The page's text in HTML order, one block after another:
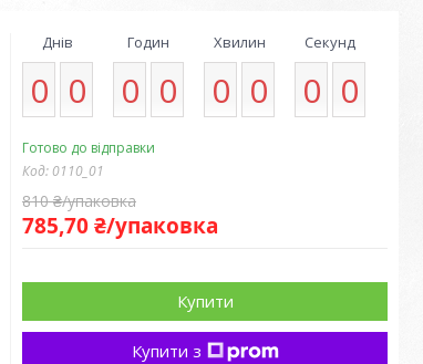
Днів
0 0
Годин
0 0
Хвилин
0 0
Секунд
0 0
Готово до відправки
Код: 0110_01
810 ₴/упаковка
785,70 ₴/упаковка
Купити
Купити з